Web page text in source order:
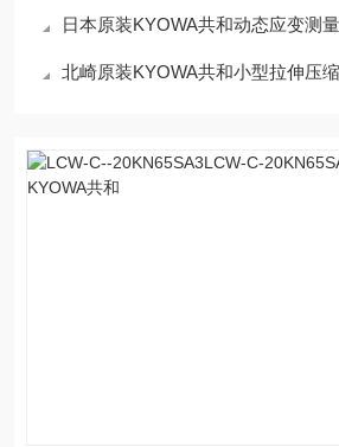
日本原装KYOWA共和动态应变测
北崎原装KYOWA共和小型拉伸压缩两用载